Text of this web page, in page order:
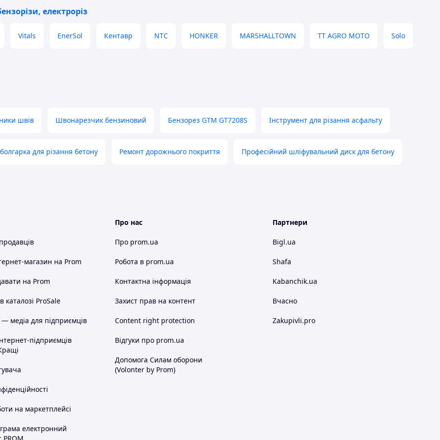
електроріз
Vitals EnerSol Кентавр NTC HONKER MARSHALLTOWN TT AGRO MOTO Solo
швів Швонарезчик бензиновий Бензорез GTM GT7208S Інструмент для різання асфальту
для різання бетону Ремонт дорожнього покриття Професійний шліфувальний диск для бетону
магазин на Prom
на Prom
каталозі ProSale
медіа для підприємців
підприємців
на маркетплейсі
електронний
Про нас
Про prom.ua
Робота в prom.ua
Контактна інформація
Захист прав на контент
Content right protection
Відгуки про prom.ua
Допомога Силам оборони
(Volonter by Prom)
Партнери
Bigl.ua
Shafa
Kabanchik.ua
Вчасно
Zakupivli.pro